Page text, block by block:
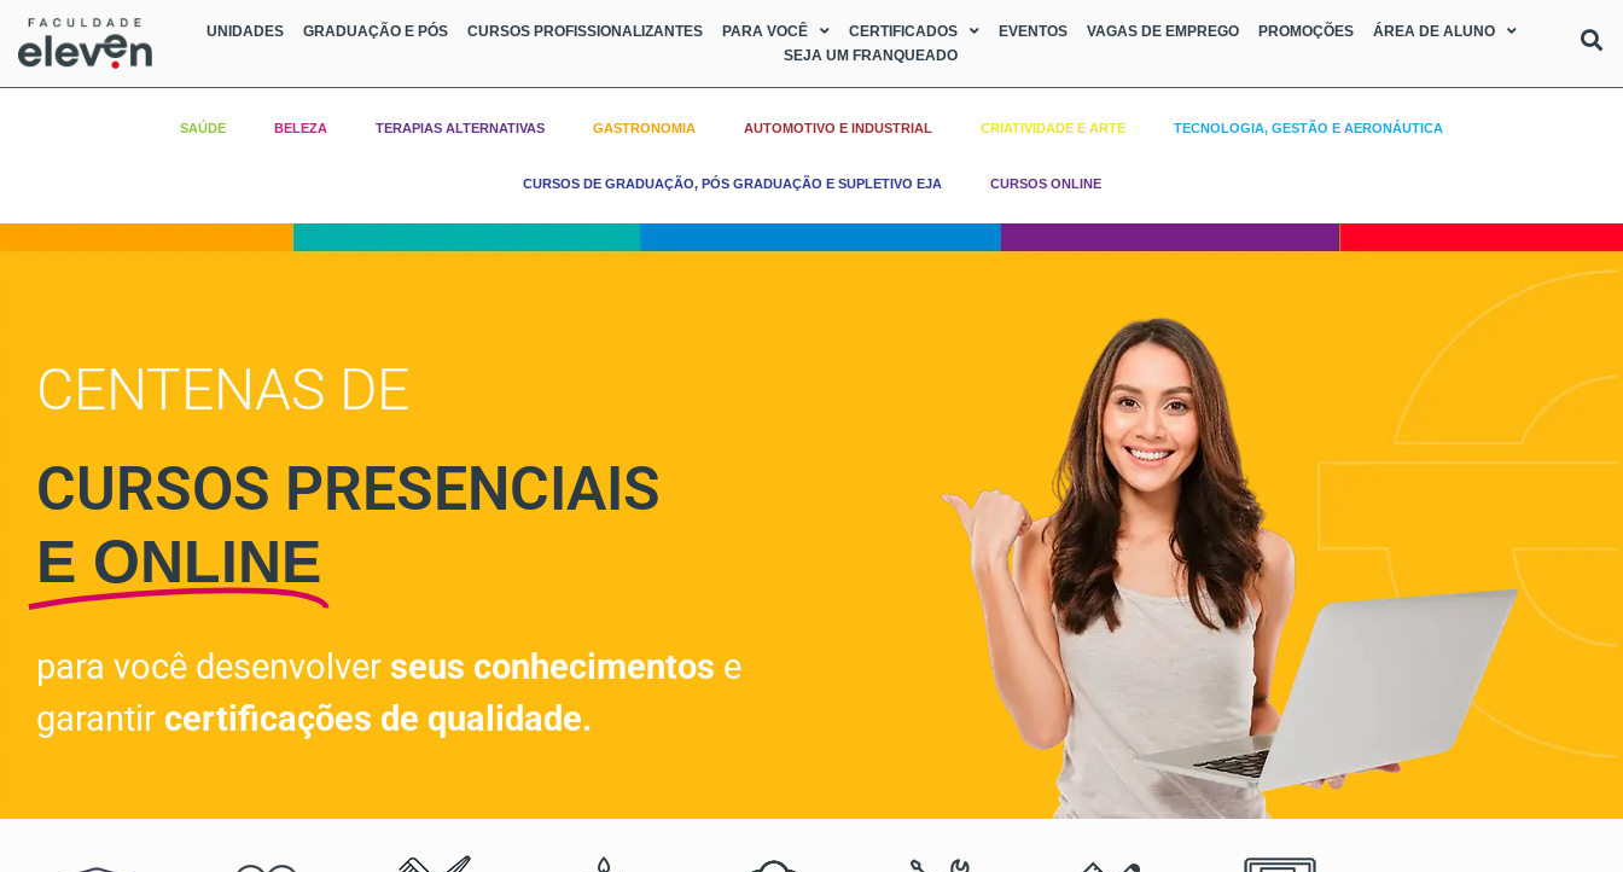
UNIDADES GRADUAÇÃO E PÓS CURSOS PROFISSIONALIZANTES PARA VOCÊ CERTIFICADOS EVENTOS VAGAS DE EMPREGO PROMOÇÕES
ÁREA DE ALUNO
SEJA UM FRANQUEADO
SAÚDE BELEZA TERAPIAS ALTERNATIVAS GASTRONOMIA AUTOMOTIVO E INDUSTRIAL CRIATIVIDADE E ARTE TECNOLOGIA, GESTÃO E AERONÁUTICA
CURSOS DE GRADUAÇÃO, PÓS GRADUAÇÃO E SUPLETIVO EJA CURSOS ONLINE
CENTENAS DE
CURSOS PRESENCIAIS
E ONLINE
para você desenvolver seus conhecimentos e
garantir certificações de qualidade.